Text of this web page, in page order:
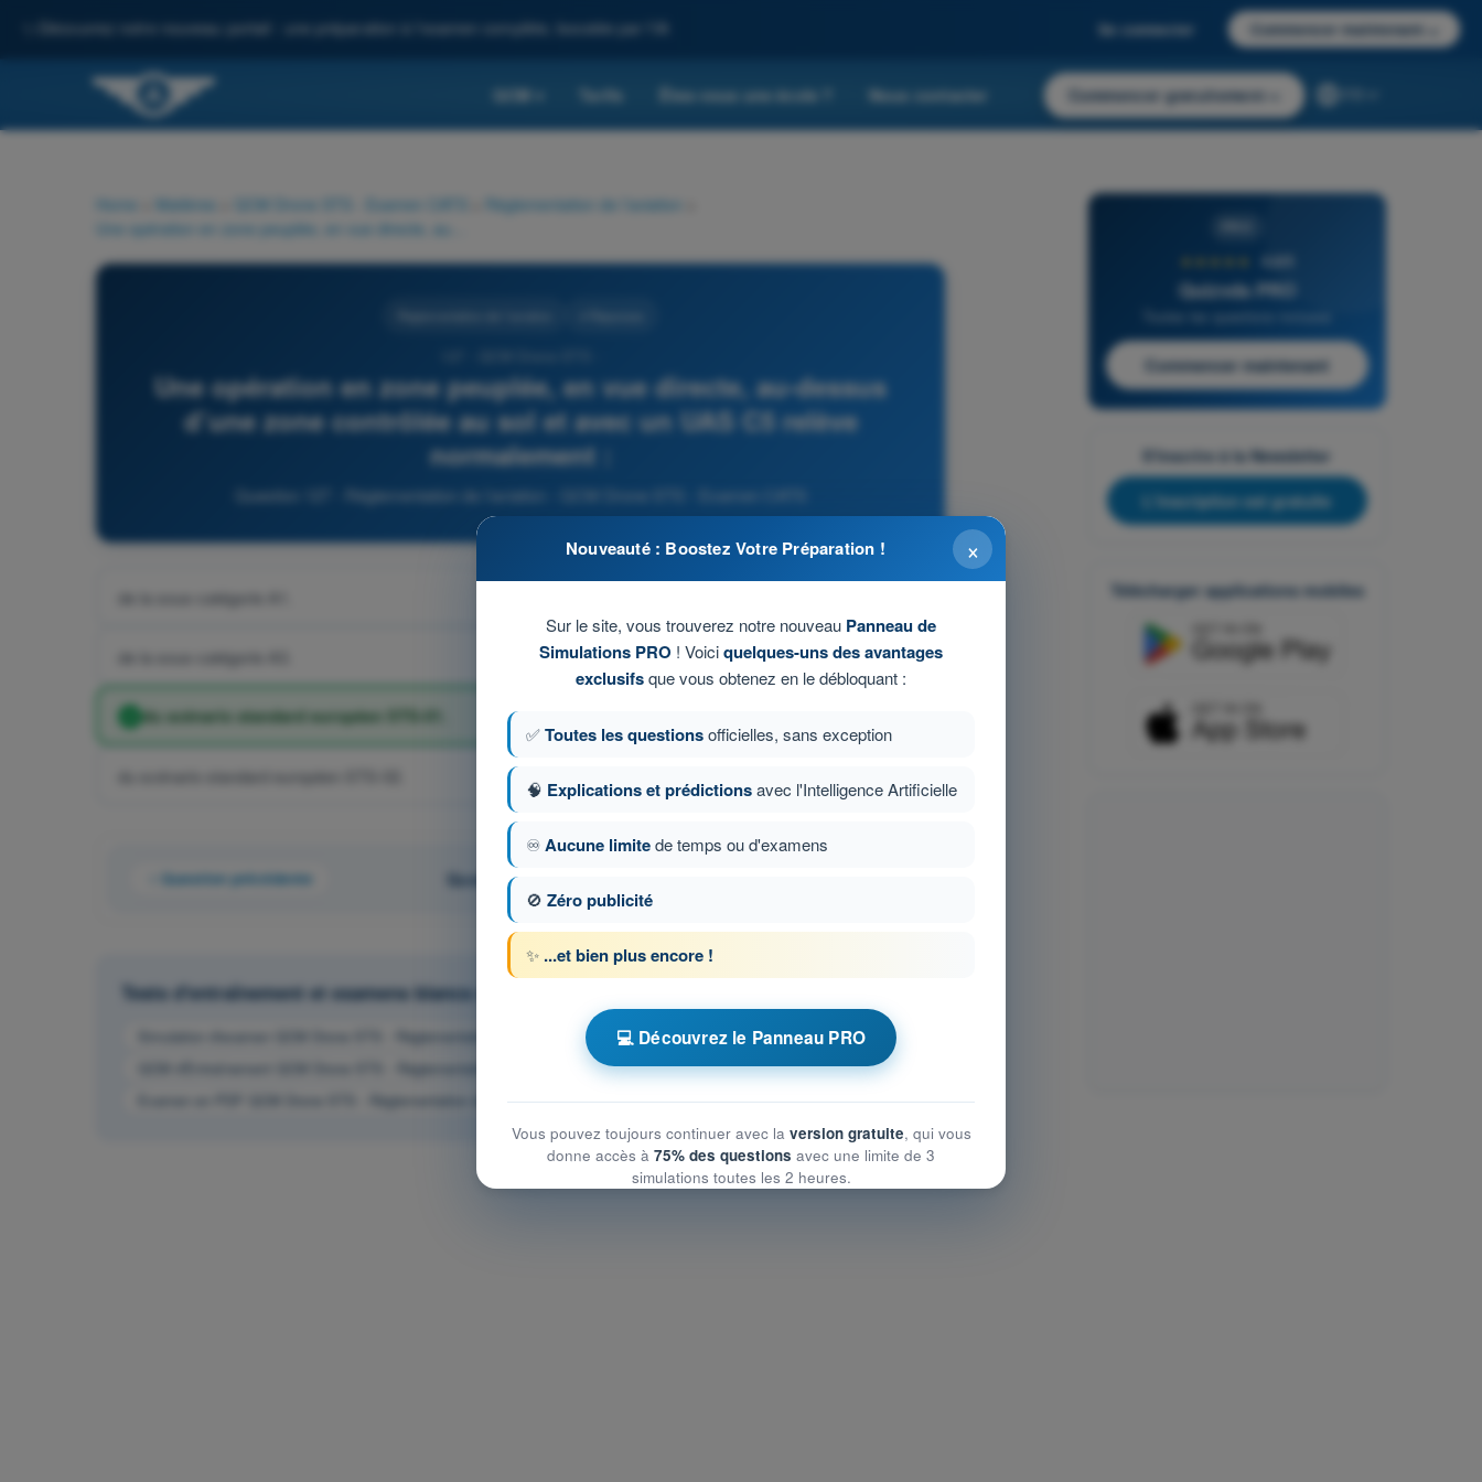
Découvrez notre nouveau portail : une préparation à l'examen complète, boostée par l'IA Se connecter Commencer maintenant
QCM Tarifs Êtes-vous une école ? Nous contacter Commencer gratuitement
Home Matières QCM Drone STS - Examen CATS Réglementation de l’aviation
Une opération en zone peuplée, en vue directe, au-dessus
d’une zone contrôlée au sol et avec un UAS C5 relève
normalement :
Question 127 - Réglementation de l’aviation - QCM Drone STS - Examen CATS
de la sous-catégorie A1.
de la sous-catégorie A3.
du scénario standard européen STS-01.
du scénario standard européen STS-02.
Question précédente Question 127 sur 153
Tests d'entraînement et examens blancs chronométrés QCM Drone STS - Examen CATS
Simulation d'examen QCM Drone STS - Réglementation de l’aviation
QCM d'Entraînement QCM Drone STS - Réglementation de l’aviation
Examen en PDF QCM Drone STS - Réglementation de l’aviation
4,6/5
Quizvds PRO
Commencer maintenant
S'inscrire à la Newsletter
L'inscription est gratuite
Télécharger applications mobiles
×
Nouveauté : Boostez Votre Préparation !
Sur le site, vous trouverez notre nouveau Panneau de
Simulations PRO ! Voiciquelques-uns des avantages
exclusifsque vous obtenez en le débloquant :
✅Toutes les questionsofficielles, sans exception
🧠 Explications et prédictionsavec l'Intelligence Artificielle
♾️Aucune limitede temps ou d'examens
🚫 Zéro publicité
✨ ...et bien plus encore !
💻 Découvrez le Panneau PRO
Vous pouvez toujours continuer avec la version gratuite, qui vous
donne accès à 75% des questions avec une limite de 3
simulations toutes les 2 heures.